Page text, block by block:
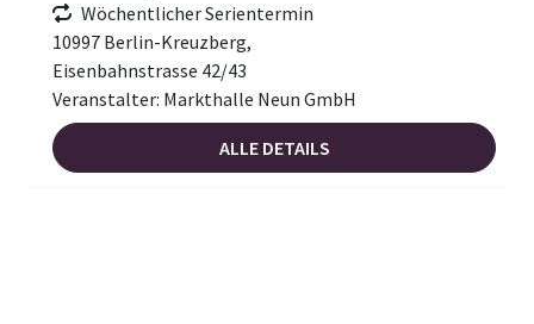
Wöchentlicher Serientermin
10997 Berlin-Kreuzberg,
Eisenbahnstrasse 42/43
Veranstalter: Markthalle Neun GmbH
ALLE DETAILS